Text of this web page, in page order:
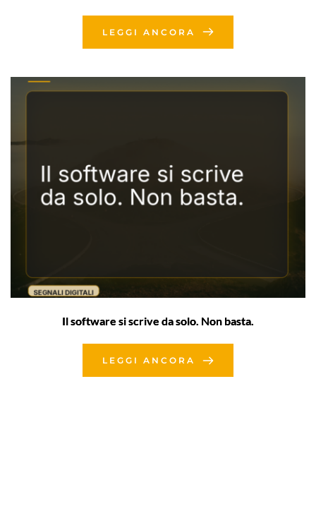
LEGGI ANCORA
Il software si scrive da solo. Non basta.
LEGGI ANCORA